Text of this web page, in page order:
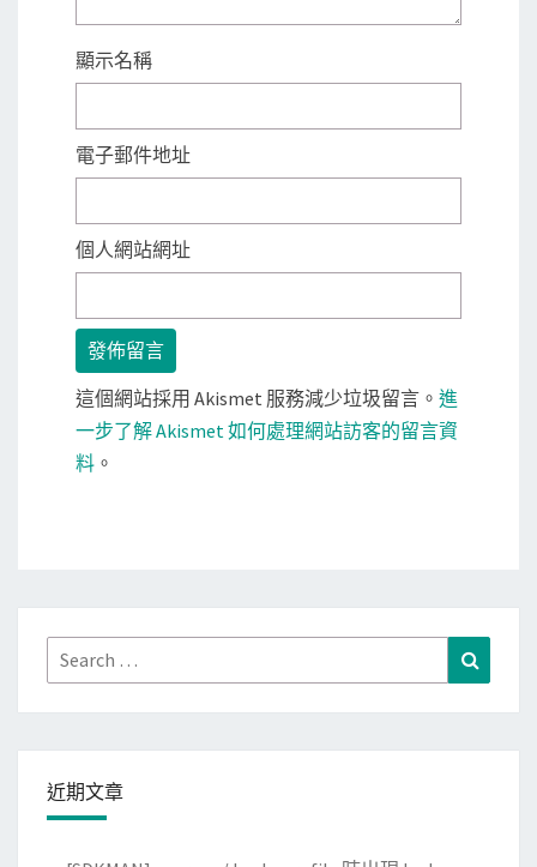
顯示名稱
電子郵件地址
個人網站網址
這個網站採用 Akismet 服務減少垃圾留言。 進
一步了解 Akismet 如何處理網站訪客的留言資
料 。
Search
for:
近期文章